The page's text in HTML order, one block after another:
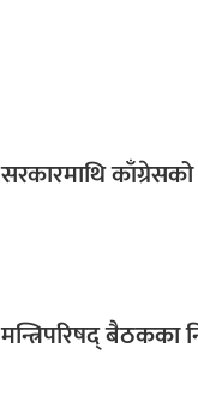
सरकारमाथि काँग्रेसको
मन्त्रिपरिषद् बैठकका